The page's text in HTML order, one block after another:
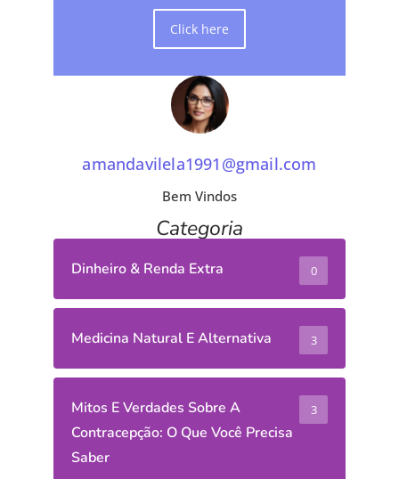
Click here
amandavilela1991@gmail.com
Bem Vindos
Categoria
Dinheiro & Renda Extra 0
Medicina Natural E Alternativa 3
Mitos E Verdades Sobre A
Contracepção: O Que Você Precisa
Saber
3